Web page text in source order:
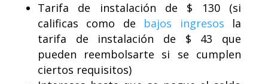
Tarifa de instalación de $ 130 (si
calificas como de bajos ingresos la
tarifa de instalación de $ 43 que
pueden reembolsarte si se cumplen
ciertos requisitos)